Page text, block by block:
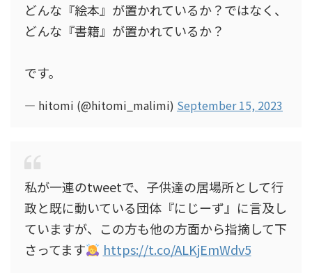
どんな『絵本』が置かれているか？ではなく、
どんな『書籍』が置かれているか？
です。
— hitomi (@hitomi_malimi) September 15, 2023
私が一連のtweetで、子供達の居場所として行
政と既に動いている団体『にじーず』に言及し
ていますが、この方も他の方面から指摘して下
さってます
https://t.co/ALKjEmWdv5